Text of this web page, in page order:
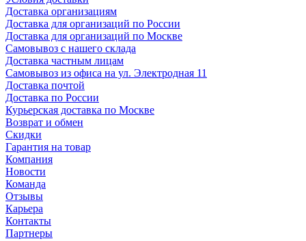
Доставка организациям
Доставка для организаций по России
Доставка для организаций по Москве
Самовывоз с нашего склада
Доставка частным лицам
Самовывоз из офиса на ул. Электродная 11
Доставка почтой
Доставка по России
Курьерская доставка по Москве
Возврат и обмен
Скидки
Гарантия на товар
Компания
Новости
Команда
Отзывы
Карьера
Контакты
Партнеры